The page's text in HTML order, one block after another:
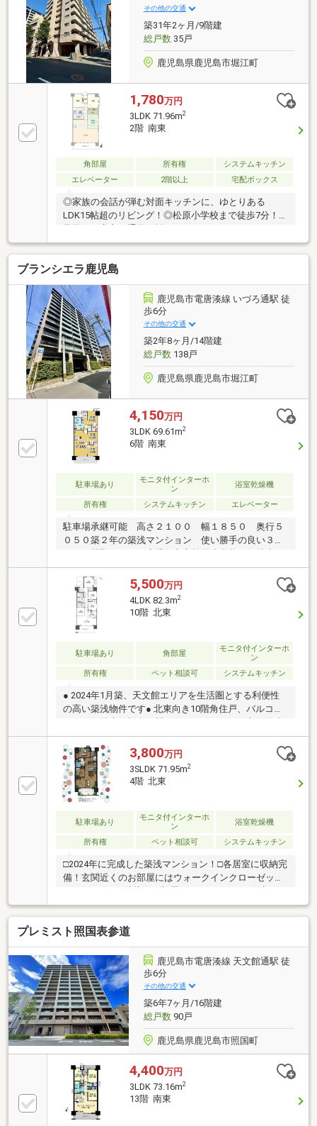
その他の交通
築31年2ヶ月/9階建
総戸数35戸
鹿児島県鹿児島市堀江町
1,780万円
3LDK 71.96m2
2階 南東
角部屋 所有権
システムキッチン
エレベーター
2階以上 宅配ボックス
◎家族の会話が弾む対面キッチンに、ゆとりある
LDK15帖超のリビング！◎松原小学校まで徒歩7分！お
ブランシエラ鹿児島
鹿児島市電唐湊線 いづろ通駅 徒
歩6分
その他の交通
築2年8ヶ月/14階建
総戸数138戸
鹿児島県鹿児島市堀江町
4,150万円
3LDK 69.61m2
6階 南東
駐車場あり
モニタ付インターホ
ン
浴室乾燥機
所有権 システムキッチン エレベーター
駐車場承継可能 高さ２１００ 幅１８５０ 奥行５
０５０築２年の築浅マンション 使い勝手の良い３Ｌ
分と通学にも安心の立地。マルヤガーデンズ徒歩５
分、天文館公園徒歩７分と生活利便性の高いエリアで
す。丸亀製麺鹿児島店まで徒歩４分と外食にも便利。
天文館エリアが徒歩圏内で、買い物・飲食・レジャー
を気軽に楽しめる住環境が魅力の物件です。
5,500万円
4LDK 82.3m2
10階 北東
駐車場あり 角部屋
モニタ付インターホ
ン
所有権
ペット相談可 システムキッチン
● 2024年1月築、天文館エリアを生活圏とする利便性
の高い築浅物件です● 北東向き10階角住戸、バルコニ
82.30㎡、ライフスタイルに寄り添うゆとりある設計で
す● 2つのウォークインクロゼットなど充実した収納や
使いやすい室内設備● 公共・商業施設等が集結する
「天文館」エリアで、快適な都市生活を実現● 大切な
ペットも一緒に暮らせるマンションです(飼育細則がご
ざいます)● ご内見も可能ですので、ぜひ現地をご覧く
ださい
3,800万円
3SLDK 71.95m2
4階 北東
駐車場あり
モニタ付インターホ
ン
浴室乾燥機
所有権 ペット相談可 システムキッチン
□2024年に完成した築浅マンション！□各居室に収納完
備！玄関近くのお部屋にはウォークインクローゼット
れているので使い方次第で、 より開放的な空間にも
できます！□カウンターキッチンからはリビングが見
渡せ、お子様のご様子もバッチリ見えます！□食器洗
い乾燥機・浴室暖房乾燥機あり♪□宅配BOXやメインエ
ントランスはタッチキーでらくらく解錠！□ペット飼
育可(細則あり)現在、売主様居住中ですがご見学可能
です！まずは、お気軽にお問合せくださいませ(^^)/
⇒0120-64-8550
プレミスト照国表参道
鹿児島市電唐湊線 天文館通駅 徒
歩6分
その他の交通
築6年7ヶ月/16階建
総戸数90戸
鹿児島県鹿児島市照国町
4,400万円
3LDK 73.16m2
13階 南東